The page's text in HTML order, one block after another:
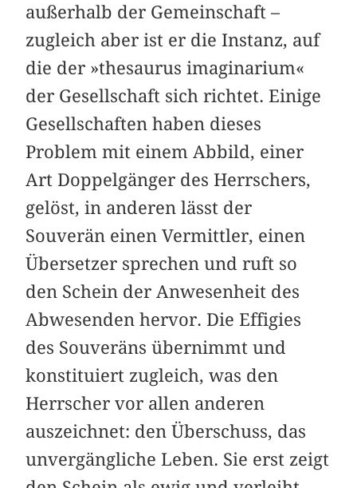
außerhalb der Gemeinschaft –
zugleich aber ist er die Instanz, auf
die der »thesaurus imaginarium«
der Gesellschaft sich richtet. Einige
Gesellschaften haben dieses
Problem mit einem Abbild, einer
Art Doppelgänger des Herrschers,
gelöst, in anderen lässt der
Souverän einen Vermittler, einen
Übersetzer sprechen und ruft so
den Schein der Anwesenheit des
Abwesenden hervor. Die Effigies
des Souveräns übernimmt und
konstituiert zugleich, was den
Herrscher vor allen anderen
auszeichnet: den Überschuss, das
unvergängliche Leben. Sie erst zeigt